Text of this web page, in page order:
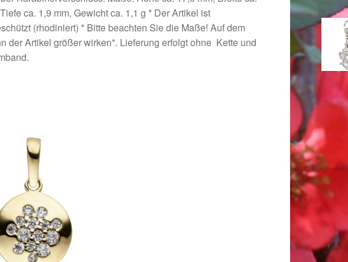
ca. 1,9 mm, Gewicht ca. 1,1 g * Der Artikel ist
(rhodiniert) * Bitte beachten Sie die Maße! Auf dem
der Artikel größer wirken*. Lieferung erfolgt ohne Kette und